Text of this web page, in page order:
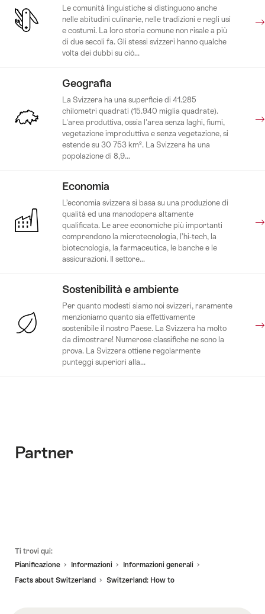
Le comunità linguistiche si distinguono anche
nelle abitudini culinarie, nelle tradizioni e negli usi
e costumi. La loro storia comune non risale a più
di due secoli fa. Gli stessi svizzeri hanno qualche
volta dei dubbi su ciò...
Geografia
La Svizzera ha una superficie di 41.285
chilometri quadrati (15.940 miglia quadrate).
L'area produttiva, ossia l'area senza laghi, fiumi,
vegetazione improduttiva e senza vegetazione, si
estende su 30 753 km². La Svizzera ha una
popolazione di 8,9...
Economia
L’economia svizzera si basa su una produzione di
qualità ed una manodopera altamente
qualificata. Le aree economiche più importanti
comprendono la microtecnologia, l’hi-tech, la
biotecnologia, la farmaceutica, le banche e le
assicurazioni. Il settore...
Sostenibilità e ambiente
Per quanto modesti siamo noi svizzeri, raramente
menzioniamo quanto sia effettivamente
sostenibile il nostro Paese. La Svizzera ha molto
da dimostrare! Numerose classifiche ne sono la
prova. La Svizzera ottiene regolarmente
punteggi superiori alla...
Partner
Ti trovi qui:
Pianificazione
Informazioni
Informazioni generali
Facts about Switzerland
Switzerland: How to